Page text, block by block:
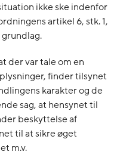
ikke ske indenfor
artikel 6, stk. 1,
der var tale om en
finder tilsynet
karakter og de
sag, at hensynet til
beskyttelse af
til at sikre øget
m.v.